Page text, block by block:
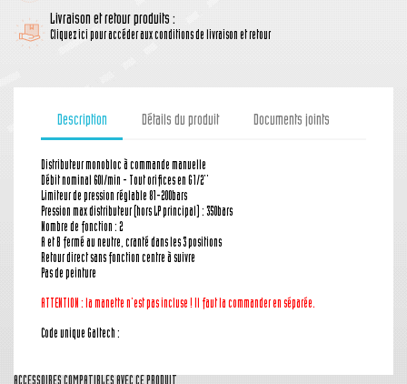
Livraison et retour produits :
Cliquez ici pour accéder aux conditions de livraison et retour
Description Détails du produit Documents joints
Distributeur monobloc à commande manuelle
Débit nominal 60l/min - Tout orifices en G1/2''
Limiteur de pression réglable 81-200bars
Pression max distributeur (hors LP principal) : 350bars
Nombre de fonction : 2
A et B fermé au neutre, cranté dans les 3 positions
Retour direct sans fonction centre à suivre
Pas de peinture
ATTENTION : la manette n'est pas incluse ! Il faut la commander en séparée.
Code unique Galtech :